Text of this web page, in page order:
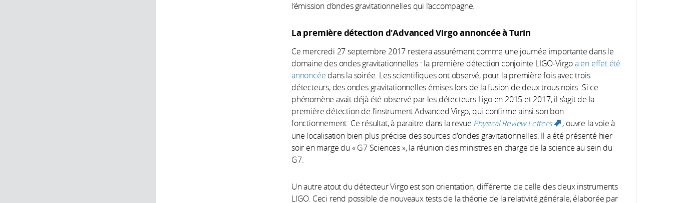
l’émission d’ondes gravitationnelles qui l’accompagne.
La première détection d'Advanced Virgo annoncée à Turin
Ce mercredi 27 septembre 2017 restera assurément comme une journée importante dans le
domaine des ondes gravitationnelles : la première détection conjointe LIGO-Virgo a en effet été
annoncée dans la soirée. Les scientifiques ont observé, pour la première fois avec trois
détecteurs, des ondes gravitationnelles émises lors de la fusion de deux trous noirs. Si ce
phénomène avait déjà été observé par les détecteurs Ligo en 2015 et 2017, il s’agit de la
première détection de l’instrument Advanced Virgo, qui confirme ainsi son bon
fonctionnement. Ce résultat, à paraitre dans la revue Physical Review Letters
(link is
external)
, ouvre la voie à
une localisation bien plus précise des sources d'ondes gravitationnelles. Il a été présenté hier
soir en marge du « G7 Sciences », la réunion des ministres en charge de la science au sein du
G7.
Un autre atout du détecteur Virgo est son orientation, différente de celle des deux instruments
LIGO. Ceci rend possible de nouveaux tests de la théorie de la relativité générale, élaborée par